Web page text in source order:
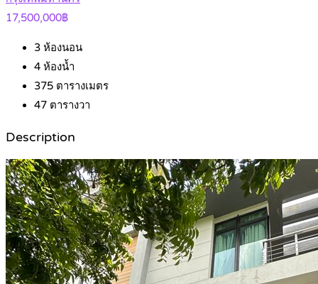
17,500,000฿
3 ห้องนอน
4 ห้องน้ำ
375 ตารางเมตร
47 ตารางวา
Description